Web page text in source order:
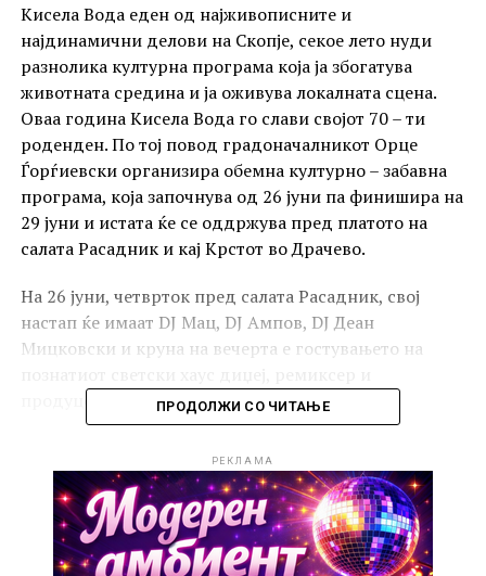
Кисела Вода еден од најживописните и
најдинамични делови на Скопје, секое лето нуди
разнолика културна програма која ја збогатува
животната средина и ја оживува локалната сцена.
Оваа година Кисела Вода го слави својот 70 – ти
роденден. По тој повод градоначалникот Орце
Ѓорѓиевски организира обемна културно – забавна
програма, која започнува од 26 јуни па финишира на
29 јуни и истата ќе се оддржува пред платото на
салата Расадник и кај Крстот во Драчево.
На 26 јуни, четврток пред салата Расадник, свој
настап ќе имаат DJ Мац, DJ Ампов, DJ Деан
Мицковски и круна на вечерта е гостувањето на
продуцент Роџер Санчез.
РЕКЛАМА
ПРОДОЛЖИ СО ЧИТАЊЕ
РЕКЛАМА